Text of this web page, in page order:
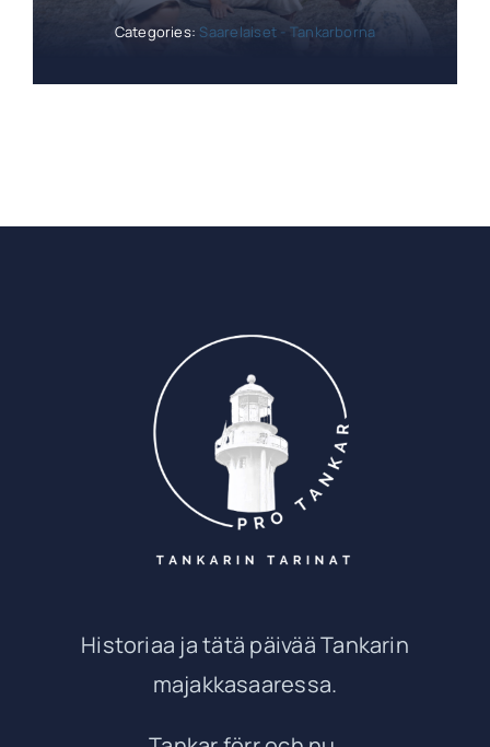
Categories: Saarelaiset - Tankarborna
Historiaa ja tätä päivää Tankarin
majakkasaaressa.